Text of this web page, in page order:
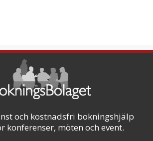
och kostnadsfri bokningshjälp
konferenser, möten och event.